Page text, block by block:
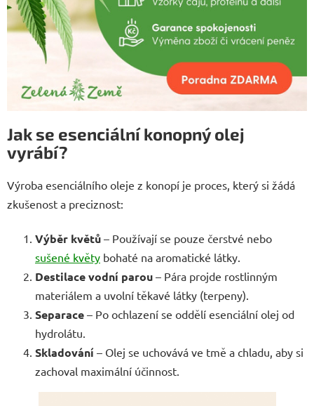
Jak se esenciální konopný olej
vyrábí?
Výroba esenciálního oleje z konopí je proces, který si žádá
zkušenost a preciznost:
Výběr květů – Používají se pouze čerstvé nebo
sušené květy bohaté na aromatické látky.
Destilace vodní parou – Pára projde rostlinným
materiálem a uvolní těkavé látky (terpeny).
Separace – Po ochlazení se oddělí esenciální olej od
hydrolátu.
Skladování – Olej se uchovává ve tmě a chladu, aby si
zachoval maximální účinnost.